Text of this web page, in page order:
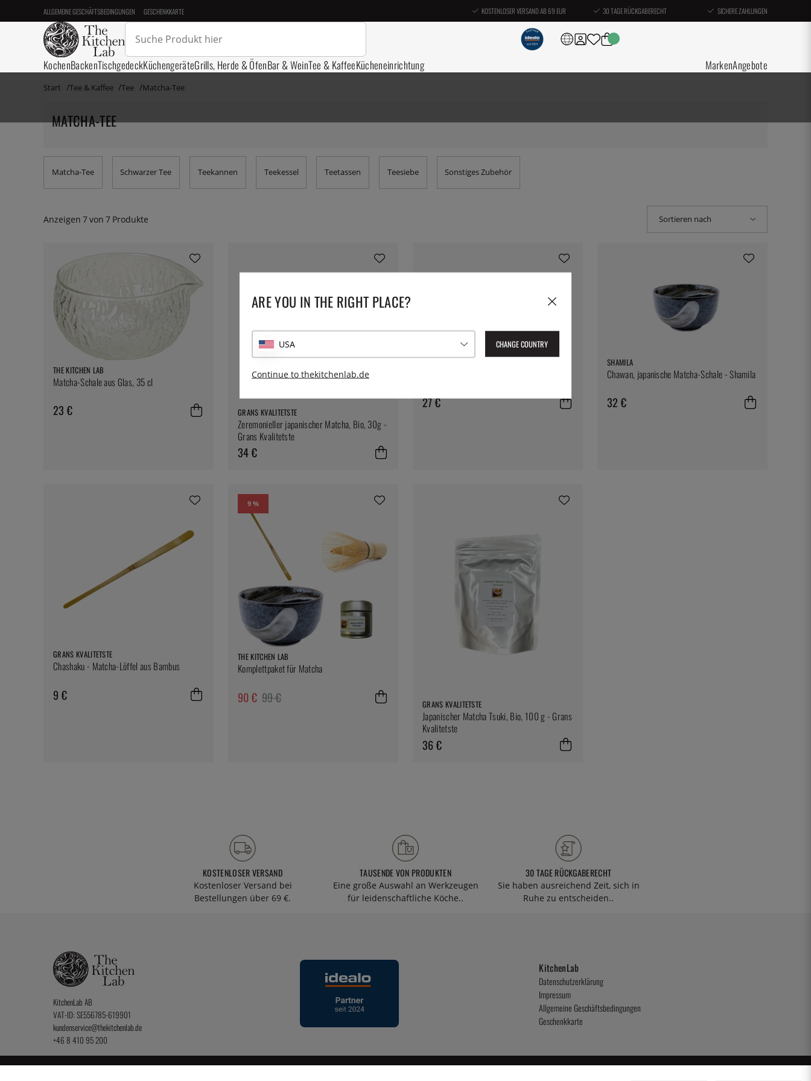
ALLGEMEINE GESCHÄFTSBEDINGUNGEN GESCHENKKARTE KOSTENLOSER VERSAND AB 69 EUR 30 TAGE RÜCKGABERECHT SICHERE ZAHLUNGEN
KochenBackenTischgedeckKüchengeräteGrills, Herde & ÖfenBar & WeinTee & KaffeeKücheneinrichtung MarkenAngebote
Start Tee & Kaffee Tee Matcha-Tee
MATCHA-TEE
Matcha-Tee Schwarzer Tee Teekannen Teekessel Teetassen Teesiebe Sonstiges Zubehör
Anzeigen 7von 7 Produkte Sortieren nach
THE KITCHEN LAB
Matcha-Schale aus Glas, 35 cl
23 € GRANS KVALITETSTE
Zeremonieller japanischer Matcha, Bio, 30g -
Grans Kvalitetste
34 €
27 €
SHAMILA
Chawan, japanische Matcha-Schale - Shamila
32 €
GRANS KVALITETSTE
Chashaku - Matcha-Löffel aus Bambus
9 €
9 %
THE KITCHEN LAB
Komplettpaket für Matcha
90 € 99 € GRANS KVALITETSTE
Japanischer Matcha Tsuki, Bio, 100 g - Grans
Kvalitetste
36 €
KOSTENLOSER VERSAND
Kostenloser Versand bei
Bestellungen über 69 €.
TAUSENDE VON PRODUKTEN
Eine große Auswahl an Werkzeugen
für leidenschaftliche Köche..
30 TAGE RÜCKGABERECHT
Sie haben ausreichend Zeit, sich in
Ruhe zu entscheiden..
KitchenLab AB
VAT-ID: SE556785-619901
kundenservice@thekitchenlab.de
+46 8 410 95 200
KitchenLab
Datenschutzerklärung
Impressum
Allgemeine Geschäftsbedingungen
Geschenkkarte
ARE YOU IN THE RIGHT PLACE?
USA CHANGE COUNTRY
Continue to thekitchenlab.de